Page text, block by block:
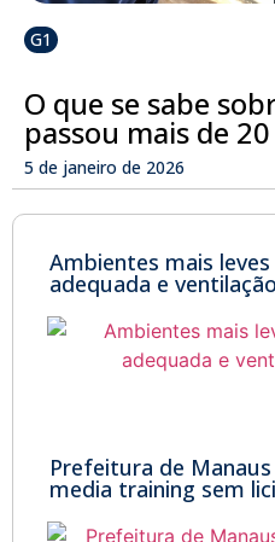
G1
O que se sabe
passou mais de
5 de janeiro de 2026
Ambientes mais
adequada e
Prefeitura de
media training sem